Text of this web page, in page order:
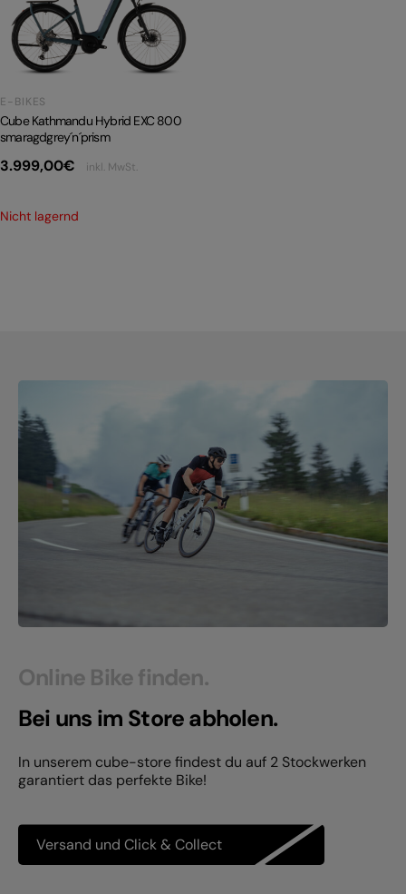
E-BIKE TOUR
PRODUKTRÜCKRUFE
E-BIKES
Cube Kathmandu Hybrid EXC 800
smaragdgrey´n´prism
3.999,00€ inkl. MwSt.
Nicht lagernd
Online Bike finden.
Bei uns im Store abholen.
In unserem cube-store findest du auf 2 Stockwerken
garantiert das perfekte Bike!
Versand und Click & Collect